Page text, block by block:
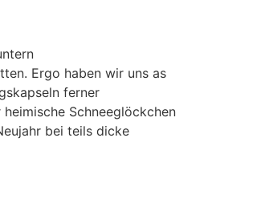
Ergo haben wir uns as
ferner
Schneeglöckchen
bei teils dicke